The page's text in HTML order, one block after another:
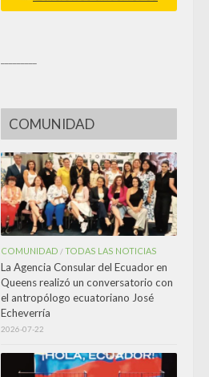
COMUNIDAD
COMUNIDAD /TODAS LAS NOTICIAS
La Agencia Consular del Ecuador en
Queens realizó un conversatorio con
el antropólogo ecuatoriano José
Echeverría
2026-07-22